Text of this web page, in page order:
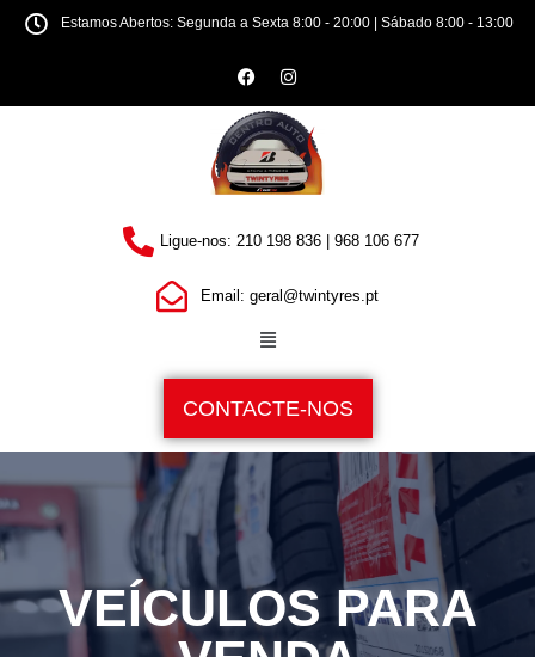
Estamos Abertos: Segunda a Sexta 8:00 - 20:00 | Sábado 8:00 - 13:00
Ligue-nos: 210 198 836 | 968 106 677
Email: geral@twintyres.pt
CONTACTE-NOS
VEÍCULOS PARA